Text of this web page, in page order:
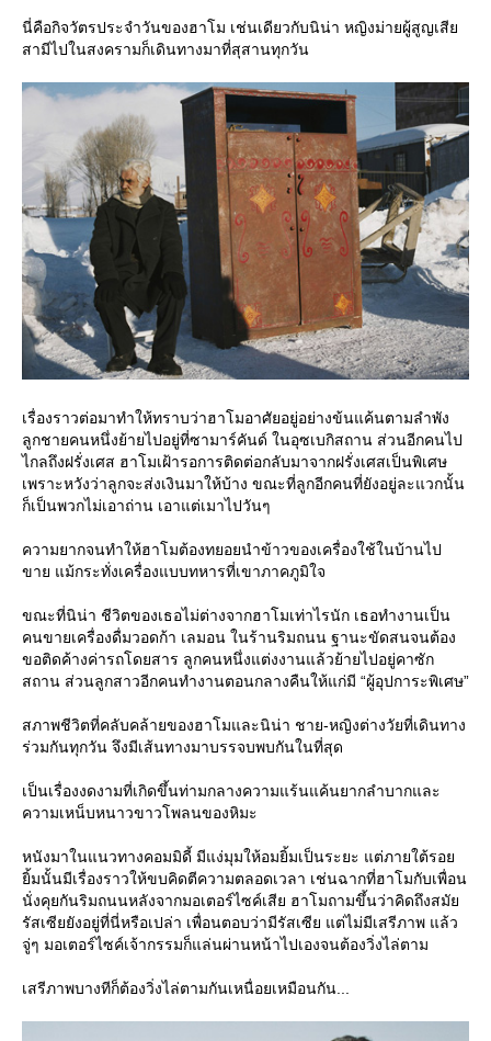
นี่คือกิจวัตรประจำวันของฮาโม เช่นเดียวกับนิน่า หญิงม่ายผู้สูญเสี
สามีไปในสงครามก็เดินทางมาที่สุสานทุกวัน
เรื่องราวต่อมาทำให้ทราบว่าฮาโมอาศัยอยู่อย่างข้นแค้นตามลำพัง
ลูกชายคนหนึ่งย้ายไปอยู่ที่ซามาร์คันด์ ในอุซเบกิสถาน ส่วนอีกคนไป
ไกลถึงฝรั่งเศส ฮาโมเฝ้ารอการติดต่อกลับมาจากฝรั่งเศสเป็นพิเศษ
เพราะหวังว่าลูกจะส่งเงินมาให้บ้าง ขณะที่ลูกอีกคนที่ยังอยู่ละแวกนั้น
ก็เป็นพวกไม่เอาถ่าน เอาแต่เมาไปวันๆ
ความยากจนทำให้ฮาโมต้องทยอยนำข้าวของเครื่องใช้ในบ้านไป
ขาย แม้กระทั่งเครื่องแบบทหารที่เขาภาคภูมิใจ
ขณะที่นิน่า ชีวิตของเธอไม่ต่างจากฮาโมเท่าไรนัก เธอทำงานเป็น
คนขายเครื่องดื่มวอดก้า เลมอน ในร้านริมถนน ฐานะขัดสนจนต้อง
ขอติดค้างค่ารถโดยสาร ลูกคนหนึ่งแต่งงานแล้วย้ายไปอยู่คาซัก
สถาน ส่วนลูกสาวอีกคนทำงานตอนกลางคืนให้แก่มี “ผู้อุปการะพิเศษ”
สภาพชีวิตที่คลับคล้ายของฮาโมและนิน่า ชาย-หญิงต่างวัยที่เดินทาง
ร่วมกันทุกวัน จึงมีเส้นทางมาบรรจบพบกันในที่สุด
เป็นเรื่องงดงามที่เกิดขึ้นท่ามกลางความแร้นแค้นยากลำบากและ
ความเหน็บหนาวขาวโพลนของหิมะ
หนังมาในแนวทางคอมมิดี้ มีแง่มุมให้อมยิ้มเป็นระยะ แต่ภายใต้รอ
ิ้มนั้นมีเรื่องราวให้ขบคิดตีความตลอดเวลา เช่นฉากที่ฮาโมกับเพื่อน
นั่งคุยกันริมถนนหลังจากมอเตอร์ไซค์เสีย ฮาโมถามขึ้นว่าคิดถึงสมั
รัสเซียยังอยู่ที่นี่หรือเปล่า เพื่อนตอบว่ามีรัสเซีย แต่ไม่มีเสรีภาพ แล้ว
จู่ๆ มอเตอร์ไซค์เจ้ากรรมก็แล่นผ่านหน้าไปเองจนต้องวิ่งไล่ตาม
เสรีภาพบางทีก็ต้องวิ่งไล่ตามกันเหนื่อยเหมือนกัน...